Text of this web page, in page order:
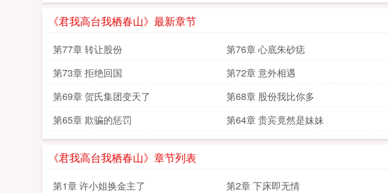
《君我高台我栖春山》最新章节
第77章 转让股份 第76章 心底朱砂痣
第73章 拒绝回国
第72章 意外相遇
第69章 贺氏集团变天了
第68章 股份我比你多
第65章 欺骗的惩罚
第64章 贵宾竟然是妹妹
《君我高台我栖春山》章节列表
第1章 许小姐换金主了 第2章 下床即无情